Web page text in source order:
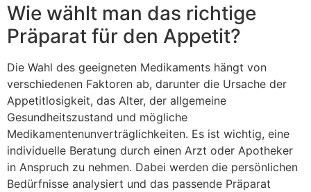
Wie wählt man das richtige
Präparat für den Appetit?
Die Wahl des geeigneten Medikaments hängt von
verschiedenen Faktoren ab, darunter die Ursache der
Appetitlosigkeit, das Alter, der allgemeine
Gesundheitszustand und mögliche
Medikamentenunverträglichkeiten. Es ist wichtig, eine
individuelle Beratung durch einen Arzt oder Apotheker
in Anspruch zu nehmen. Dabei werden die persönlichen
Bedürfnisse analysiert und das passende Präparat